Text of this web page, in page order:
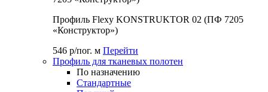
Профиль Flexy KONSTRUKTOR 02 (ПФ 7205
«Конструктор»)
546 р/пог. м Перейти
Профиль для тканевых полотен
По назначению
Стандартные